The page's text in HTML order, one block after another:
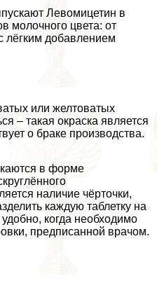
Левомицетин в
молочного цвета: от
лёгким добавлением
или желтоватых
– такая окраска является
о бpaке производства.
в форме
наличие чёрточки,
каждую таблетку на
когда необходимо
предписанной врачом.